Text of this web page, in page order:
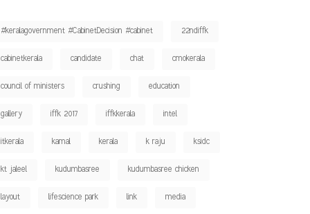
#keralagovernment #CabinetDecision #cabinet 22ndiffk
cabinetkerala candidate chat cmokerala
council of ministers crushing education
gallery iffk 2017 iffkkerala intel
itkerala kamal kerala k raju ksidc
kt jaleel kudumbasree kudumbasree chicken
layout lifescience park link media